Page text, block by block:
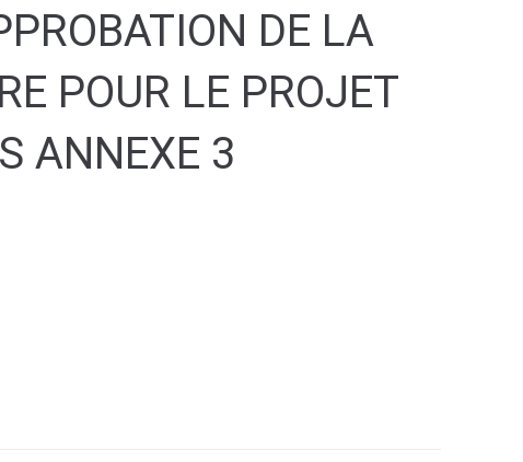
DE LA
POUR LE PROJET
ANNEXE 3